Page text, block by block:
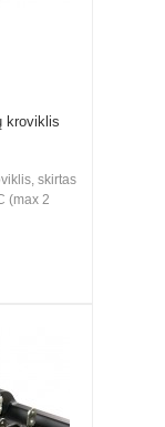
kroviklis
skirtas
(max 2